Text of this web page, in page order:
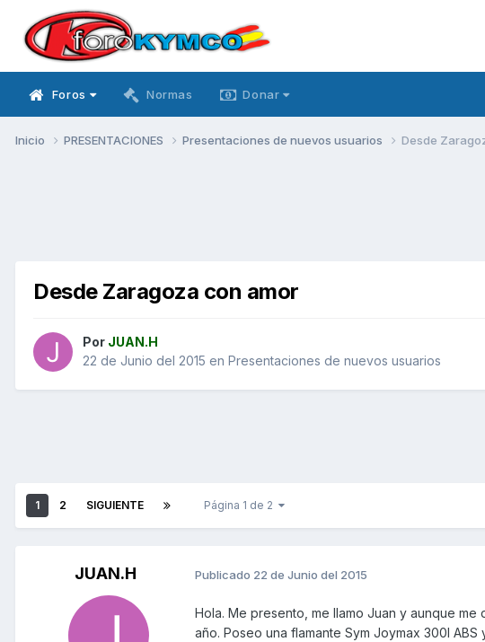
Foros Normas Donar
Inicio PRESENTACIONES Presentaciones de nuevos usuarios Desde
Desde Zaragoza con amor
Por JUAN.H
22 de Junio del 2015 en Presentaciones de nuevos usuarios
1 2 SIGUIENTE Página 1 de 2
JUAN.H Publicado 22 de Junio del 2015
Hola. Me presento, me llamo Juan y aunque
año. Poseo una flamante Sym Joymax 300I